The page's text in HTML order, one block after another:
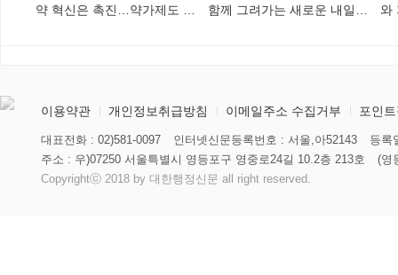
약 혁신은 촉진…약가제도 개
함께 그려가는 새로운 내일
와
이용약관 개인정보취급방침 이메일주소 수집거부 포인
대표전화 : 02)581-0097 인터넷신문등록번호 : 서울,아52143
등록
주소 : 우)07250 서울특별시 영등포구 영중로24길 10.2층 213호
(영
Copyrightⓒ 2018 by 대한행정신문 all right reserved.